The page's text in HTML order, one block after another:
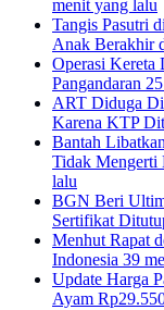
menit yang lalu
Tangis Pasutri
Anak Berakhir
Operasi Kereta
Pangandaran
ART Diduga
Karena KTP
Bantah
Tidak Mengerti
lalu
BGN Beri
Sertifikat
Menhut Rapat
Indonesia 39
Update Harga
Ayam